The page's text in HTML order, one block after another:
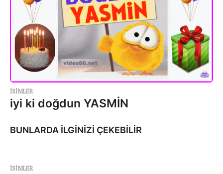
ISIMLER
iyi ki doğdun YASMİN
BUNLARDA İLGİNİZİ ÇEKEBİLİR
ISIMLER